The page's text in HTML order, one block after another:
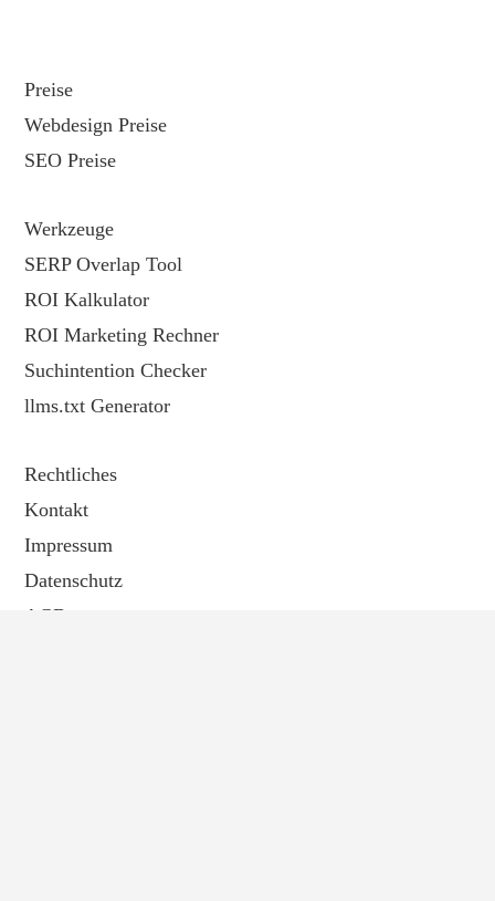
Preise
Webdesign Preise
SEO Preise
Werkzeuge
SERP Overlap Tool
ROI Kalkulator
ROI Marketing Rechner
Suchintention Checker
llms.txt Generator
Rechtliches
Kontakt
Impressum
Datenschutz
AGB